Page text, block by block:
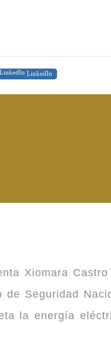
LinkedIn
Xiomara
Seguridad
la energía